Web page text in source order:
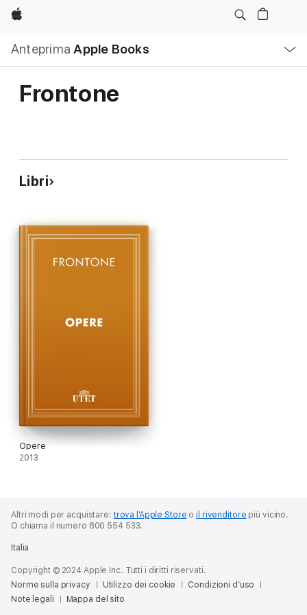
Apple
Anteprima Apple Books
locale
Apri
Menu
Frontone
Libri
Opere
2013
Altri modi per acquistare:trova l’Apple Store oil rivenditore più vicino.
O chiama il numero 800 554 533.
Italia
Copyright © 2024 Apple Inc. Tutti i diritti riservati.
Norme sulla privacy
Utilizzo dei cookie
Condizioni d’uso
Note legali
Mappa del sito